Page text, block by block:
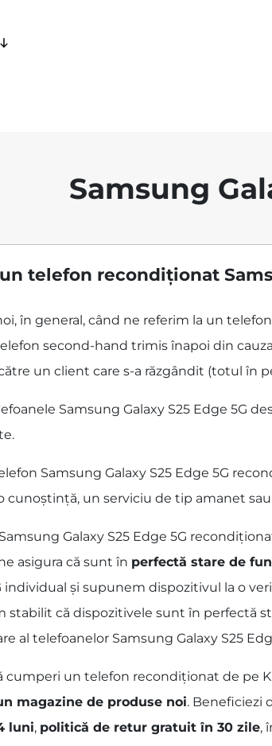
Samsung
telefon recondiționat
în general, când ne referim la un
second-hand trimis înapoi din
un client care s-a răzgândit (totul în
Samsung Galaxy S25 Edge 5G
Samsung Galaxy S25 Edge 5G
cunoștință, un serviciu de tip amanet
Galaxy S25 Edge 5G
asigura că sunt în perfectă stare de
individual și supunem dispozitivul la o
stabilit că dispozitivele sunt în perfectă
al telefoanelor Samsung Galaxy S25
cumperi un telefon recondiționat de pe
magazine de produse noi. Beneficiezi
luni, politică de retur gratuit în 30 zile,